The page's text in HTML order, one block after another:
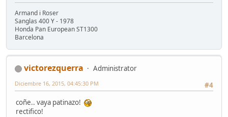
Armand i Roser
Sanglas 400 Y - 1978
Honda Pan European ST1300
Barcelona
victorezquerra
Administrator
#4
Diciembre 16, 2015, 04:45:30 PM
coñe.. vaya patinazo!
rectifico!